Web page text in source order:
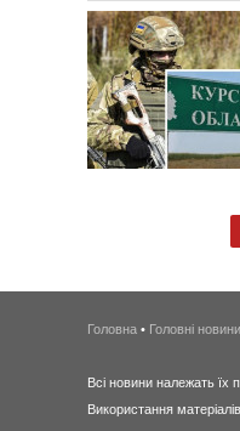
Головна • Головні новини
Всі новини належать їх
Використання